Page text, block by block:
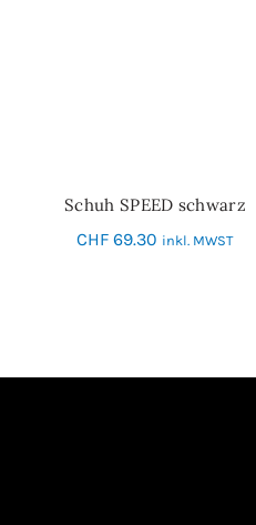
SCHNELL-EINKAUF
Schuh SPEED schwarz
CHF 69.30 inkl. MWST